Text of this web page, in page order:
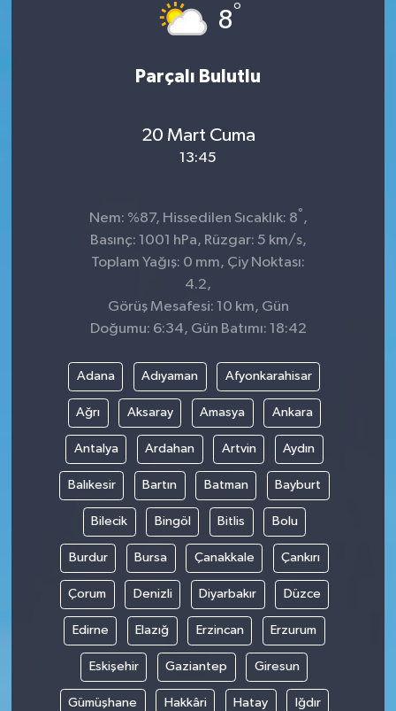
8°
Parçalı Bulutlu
20 Mart Cuma
13:45
Nem: %87, Hissedilen Sıcaklık: 8° ,
Basınç: 1001 hPa, Rüzgar: 5 km/s,
Toplam Yağış: 0 mm, Çiy Noktası:
4.2,
Görüş Mesafesi: 10 km, Gün
Doğumu: 6:34, Gün Batımı: 18:42
Adana Adıyaman Afyonkarahisar
Ağrı Aksaray Amasya Ankara
Antalya Ardahan Artvin Aydın
Balıkesir Bartın Batman Bayburt
Bilecik Bingöl Bitlis Bolu
Burdur Bursa Çanakkale Çankırı
Çorum Denizli Diyarbakır Düzce
Edirne Elazığ Erzincan Erzurum
Eskişehir Gaziantep Giresun
Gümüşhane Hakkâri Hatay Iğdır